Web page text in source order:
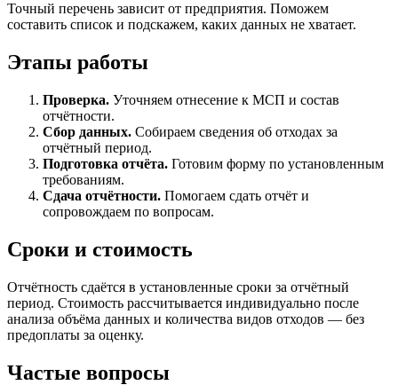
Точный перечень зависит от предприятия. Поможем
составить список и подскажем, каких данных не хватает.
Этапы работы
Проверка. Уточняем отнесение к МСП и состав
отчётности.
Сбор данных. Собираем сведения об отходах за
отчётный период.
Подготовка отчёта. Готовим форму по установленным
требованиям.
Сдача отчётности. Помогаем сдать отчёт и
сопровождаем по вопросам.
Сроки и стоимость
Отчётность сдаётся в установленные сроки за отчётный
период. Стоимость рассчитывается индивидуально после
анализа объёма данных и количества видов отходов — без
предоплаты за оценку.
Частые вопросы